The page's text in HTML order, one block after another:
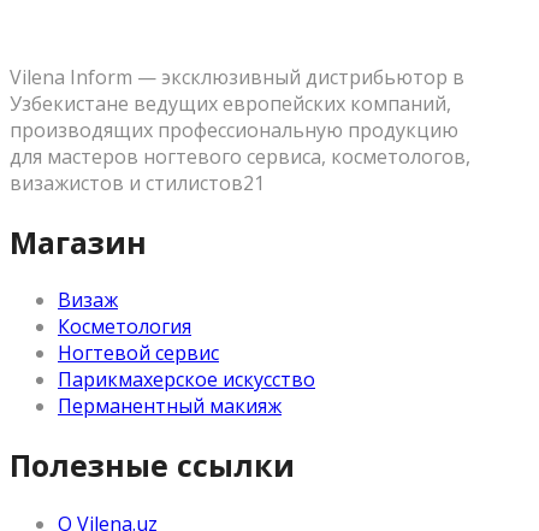
Vilena Inform — эксклюзивный дистрибьютор в
Узбекистане ведущих европейских компаний,
производящих профессиональную продукцию
для мастеров ногтевого сервиса, косметологов,
визажистов и стилистов21
Магазин
Визаж
Косметология
Ногтевой сервис
Парикмахерское искусство
Перманентный макияж
Полезные ссылки
О Vilena.uz